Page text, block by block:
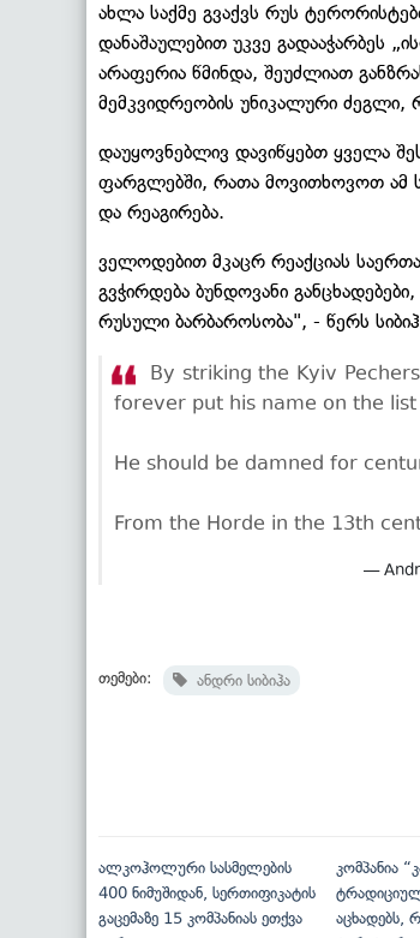
ახლა საქმე გვაქვს რუს
დანაშაულებით უკვე გადააჭარბეს
არაფერია წმინდა, შეუძლიათ
მემკვიდრეობის უნიკალური ძეგლი,
დაუყოვნებლივ დავიწყებთ ყველა
ფარგლებში, რათა მოვითხოვოთ ამ
და რეაგირება.
ველოდებით მკაცრ რეაქციას
გვჭირდება ბუნდოვანი
რუსული ბარბაროსობა", - წერს
By striking the Kyiv
forever put his name on the
He should be damned for
From the Horde in the 13th
—
თემები: ანდრი სიბიჰა
ალკოჰოლური სასმელების
400 ნიმუშიდან, სერთიფიკატის
გაცემაზე 15 კომპანიას ეთქვა
კომპანია
აცხადებს,